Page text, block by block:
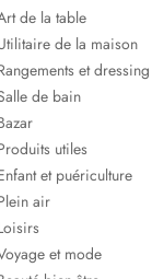
de la table
de la maison
et dressing
de bain
utiles
et puériculture
air
et mode